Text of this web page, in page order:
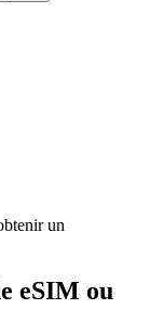
un
eSIM ou